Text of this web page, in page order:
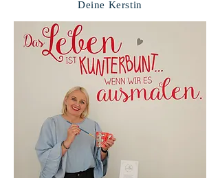
Deine Kerstin